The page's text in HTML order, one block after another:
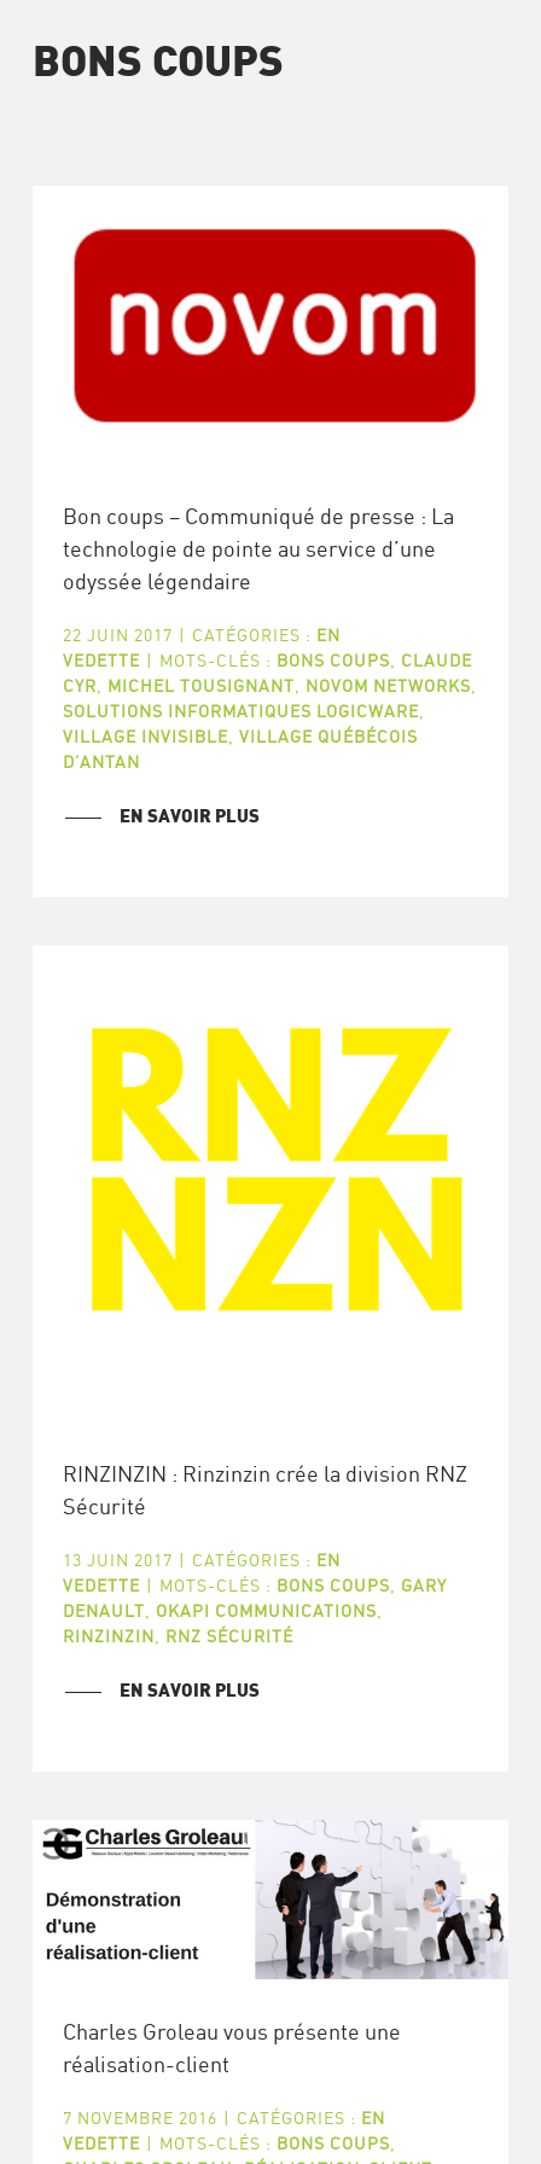
BONS COUPS
Bon coups – Communiqué de presse : La
technologie de pointe au service d’une
odyssée légendaire
22 JUIN 2017 | CATÉGORIES : EN
VEDETTE | MOTS-CLÉS : BONS COUPS
CLAUDE
CYR
MICHEL TOUSIGNANT NOVOM NETWORKS
SOLUTIONS INFORMATIQUES LOGICWARE,
VILLAGE INVISIBLE, VILLAGE QUÉBÉCOIS
D’ANTAN
EN SAVOIR PLUS
RINZINZIN : Rinzinzin crée la division RNZ
Sécurité
13 JUIN 2017 CATÉGORIES : EN
VEDETTE
MOTS-CLÉS : BONS COUPS, GARY
DENAULT, OKAPI COMMUNICATIONS,
RINZINZIN, RNZ SÉCURITÉ
EN SAVOIR PLUS
Charles Groleau vous présente une
réalisation-client
7 NOVEMBRE 2016 | CATÉGORIES : EN
VEDETTE | MOTS-CLÉS : BONS COUPS